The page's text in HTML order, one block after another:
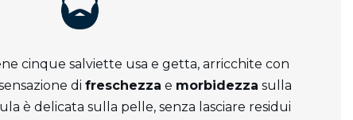
cinque salviette usa e getta, arricchite con
di freschezza e morbidezza sulla
è delicata sulla pelle, senza lasciare residui